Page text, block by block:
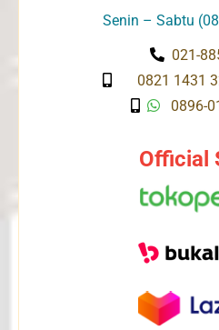
Senin – Sabtu
021-
0821 1431
0896-
Official